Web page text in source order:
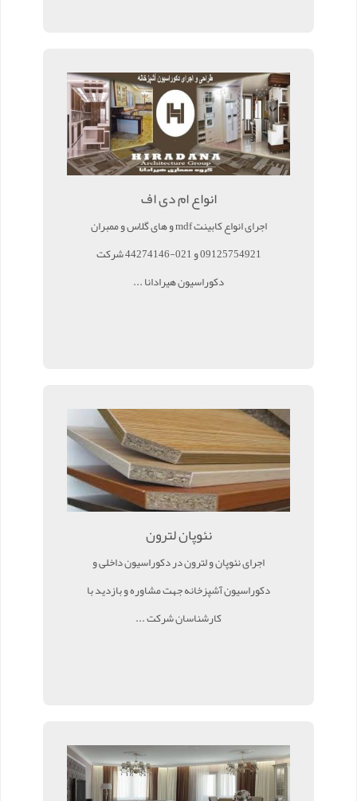
انواع ام دی اف
اجرای انواع کابینت mdf و های گلاس و ممبران
09125754921 و 021-44274146 شرکت
دکوراسیون هیرادانا ...
نئوپان لترون
اجرای نئوپان و لترون در دکوراسیون داخلی و
دکوراسیون آشپزخانه جهت مشاوره و بازدید با
کارشناسان شرکت ...